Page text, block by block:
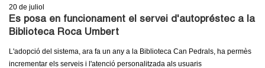
20 de juliol
Es posa en funcionament el servei d'autopréstec a la
Biblioteca Roca Umbert
L'adopció del sistema, ara fa un any a la Biblioteca Can Pedrals, ha permès
incrementar els serveis i l'atenció personalitzada als usuaris